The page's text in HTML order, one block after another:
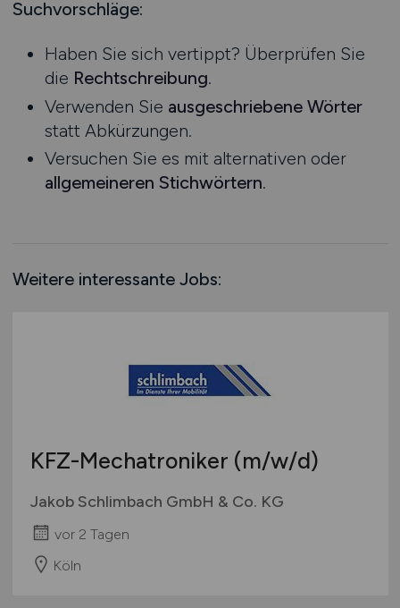
Mecklenburg-Vorpommern
Nordrhein-Westfalen
Rheinland-Pfalz
Saarland
Sachsen
Sachsen-Anhalt
Schleswig-Holstein
Schweiz
Suchvorschläge:
Haben Sie sich vertippt? Überprüfen Sie
die Rechtschreibung.
Verwenden Sie ausgeschriebene Wörter
statt Abkürzungen.
Versuchen Sie es mit alternativen oder
allgemeineren Stichwörtern.
Weitere interessante Jobs:
KFZ-Mechatroniker (m/w/d)
Jakob Schlimbach GmbH & Co. KG
vor 2 Tagen
Köln